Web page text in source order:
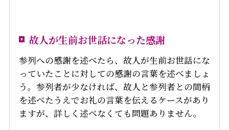
故人が生前お世話になった感謝
参列への感謝を述べたら、故人が生前お世話にな
っていたことに対しての感謝の言葉を述べましょ
う。参列者が少なければ、故人と参列者との間柄
を述べたうえでお礼の言葉を伝えるケースがあり
ますが、詳しく述べなくても問題ありません。